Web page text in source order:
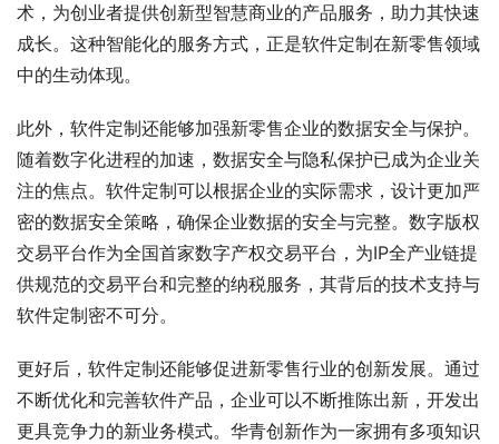
术，为创业者提供创新型智慧商业的产品服务，助力其快速
成长。这种智能化的服务方式，正是软件定制在新零售领域
中的生动体现。
此外，软件定制还能够加强新零售企业的数据安全与保护。
随着数字化进程的加速，数据安全与隐私保护已成为企业关
注的焦点。软件定制可以根据企业的实际需求，设计更加严
密的数据安全策略，确保企业数据的安全与完整。数字版权
交易平台作为全国首家数字产权交易平台，为IP全产业链提
供规范的交易平台和完整的纳税服务，其背后的技术支持与
软件定制密不可分。
更好后，软件定制还能够促进新零售行业的创新发展。通过
不断优化和完善软件产品，企业可以不断推陈出新，开发出
更具竞争力的新业务模式。华青创新作为一家拥有多项知识